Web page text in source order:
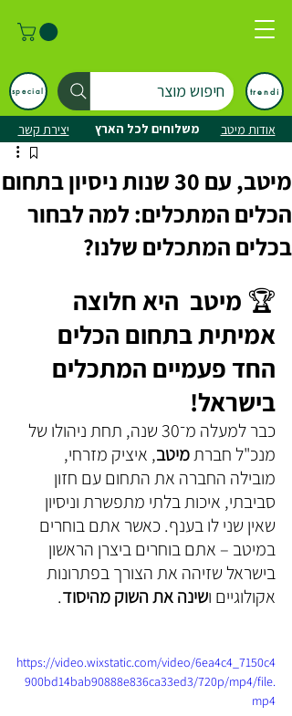
אודות מיטב יצירת קשר משלוחים לכל הארץ
trendi חיפוש מוצר special
מיטב, עם 30 שנות ניסיון בתחום
הכלים המתכלים: למה לבחור
בכלים המתכלים שלנו?
🏆 מיטב  היא חלוצה
אמיתית בתחום הכלים
החד פעמיים המתכלים
בישראל!
כבר למעלה מ־30 שנה, תחת ניהולו של
מנכ"ל חברת מיטב, איציק מזרחי,
מובילה החברה את התחום עם חזון
סביבתי, איכות בלתי מתפשרת וניסיון
שאין שני לו בענף. כאשר אתם בוחרים
במיטב – אתם בוחרים ביצרן הראשון
בישראל שזיהה את הצורך בפתרונות
אקולוגיים ושינה את השוק מהיסוד.
https://video.wixstatic.com/video/6ea4c4_7150c4
900bd14bab90888e836ca33ed3/720p/mp4/file.
mp4